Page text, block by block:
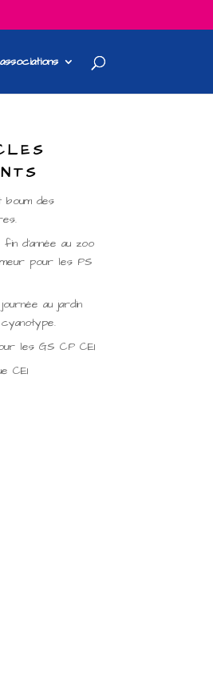
des
d’année au zoo
pour les PS
au jardin
les GS CP CE1
CE1